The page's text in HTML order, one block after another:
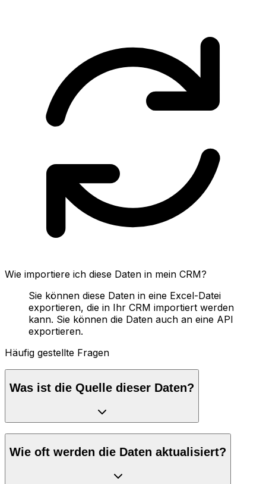
Wie importiere ich diese Daten in mein CRM?
Sie können diese Daten in eine Excel-Datei
exportieren, die in Ihr CRM importiert werden
kann. Sie können die Daten auch an eine API
exportieren.
Häufig gestellte Fragen
Was ist die Quelle dieser Daten?
Wie oft werden die Daten aktualisiert?